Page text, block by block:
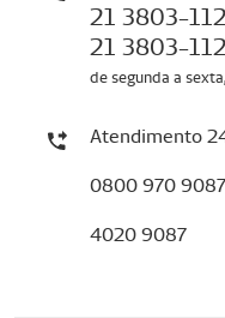
21 3803-
21 3803-
de segunda a
Atendimento
0800 970 9087
4020 9087